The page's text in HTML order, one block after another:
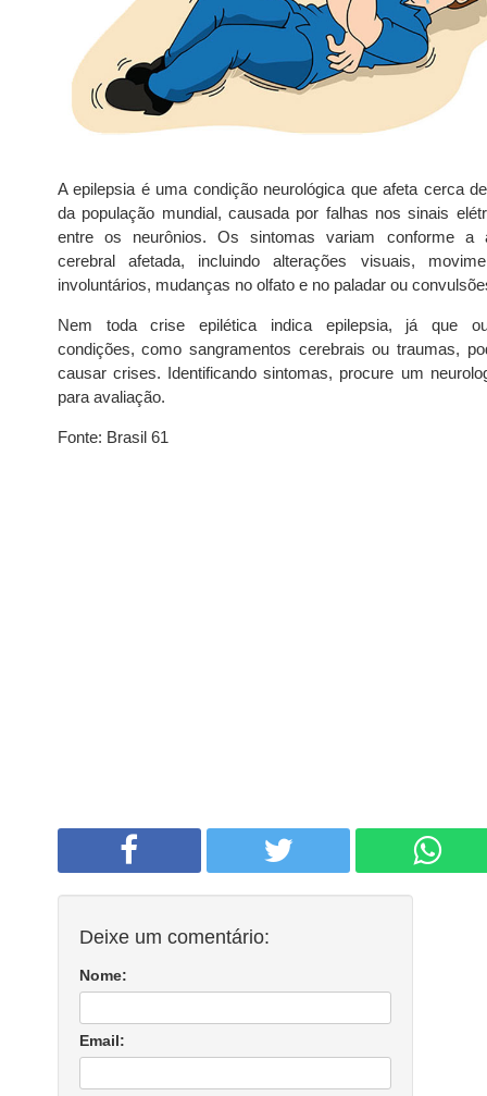
A epilepsia é uma condição neurológica que afeta cerca
da população mundial, causada por falhas nos sinais
entre os neurônios. Os sintomas variam conforme a
cerebral afetada, incluindo alterações visuais,
involuntários, mudanças no olfato e no paladar ou
Nem toda crise epilética indica epilepsia, já que
condições, como sangramentos cerebrais ou traumas,
causar crises. Identificando sintomas, procure um
para avaliação.
Fonte: Brasil 61
Deixe um comentário:
Nome:
Email: